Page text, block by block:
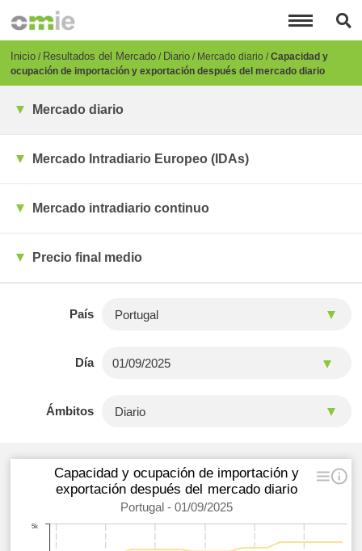
principal
Breadcrumb
Inicio Resultados del Mercado Diario Mercado diario Capacidad y
ocupación de importación y exportación después del mercado diario
Mercado diario
Mercado Intradiario Europeo (IDAs)
Mercado intradiario continuo
Precio final medio
País
Día
Ámbitos
Capacidad y ocupación de importación y
exportación después del mercado diario
Portugal - 01/09/2025
5k